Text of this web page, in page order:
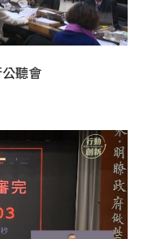
聽會